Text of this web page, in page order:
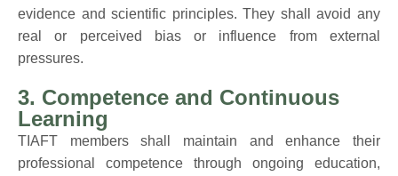
evidence and scientific principles. They shall avoid any
real or perceived bias or influence from external
pressures.
3. Competence and Continuous
Learning
TIAFT members shall maintain and enhance their
professional competence through ongoing education,